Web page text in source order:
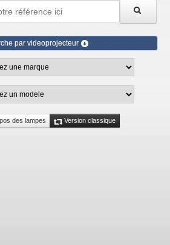
par videoprojecteur
des lampes Version classique